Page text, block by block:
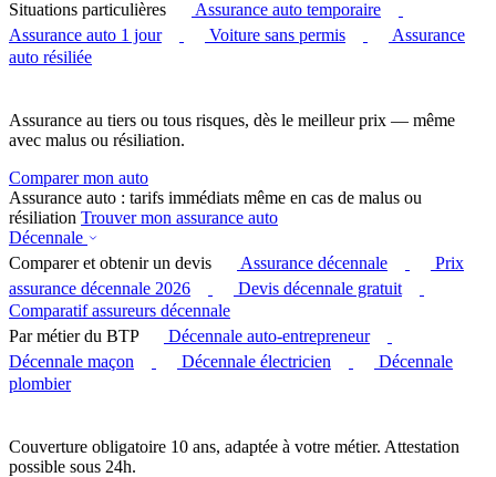
Situations particulières
Assurance auto temporaire
Assurance auto 1 jour
Voiture sans permis
Assurance
auto résiliée
Assurance au tiers ou tous risques, dès le meilleur prix — même
avec malus ou résiliation.
Comparer mon auto
Assurance auto : tarifs immédiats même en cas de malus ou
résiliation Trouver mon assurance auto
Décennale
Comparer et obtenir un devis
Assurance décennale
Prix
assurance décennale 2026
Devis décennale gratuit
Comparatif assureurs décennale
Par métier du BTP
Décennale auto-entrepreneur
Décennale maçon
Décennale électricien
Décennale
plombier
Couverture obligatoire 10 ans, adaptée à votre métier. Attestation
possible sous 24h.